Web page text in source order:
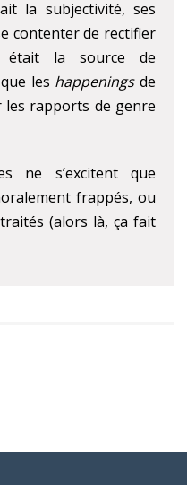
la subjectivité, ses
contenter de rectifier
était la source de
les happeningsde
rapports de genre
ne s’excitent que
frappés, ou
(alors là, ça fait